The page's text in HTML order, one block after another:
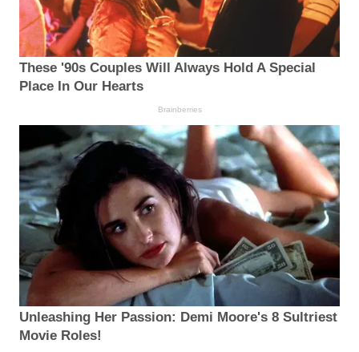
These '90s Couples Will Always Hold A Special
Place In Our Hearts
Brainberries
Unleashing Her Passion: Demi Moore's 8 Sultriest
Movie Roles!